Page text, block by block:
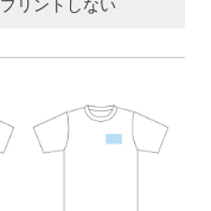
プリントしない